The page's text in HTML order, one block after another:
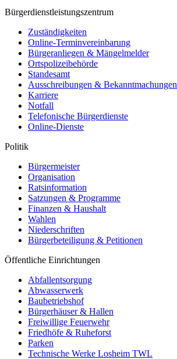
Bürgerdienstleistungszentrum
Zuständigkeiten
Online-Terminvereinbarung
Bürgeranliegen & Mängelmelder
Ortspolizeibehörde
Standesamt
Ausschreibungen & Bekanntmachungen
Karriere
Notfall
Telefonische Bürgerdienste
Online-Dienste
Politik
Bürgermeister
Organisation
Ratsinformation
Satzungen & Programme
Finanzen & Haushalt
Wahlen
Niederschriften
Bürgerbeteiligung & Petitionen
Öffentliche Einrichtungen
Abfallentsorgung
Abwasserwerk
Baubetriebshof
Bürgerhäuser & Hallen
Freiwillige Feuerwehr
Friedhöfe & Ruheforst
Parken
Technische Werke Losheim TWL